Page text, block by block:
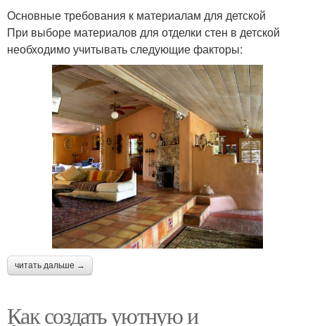
Основные требования к материалам для детской
При выборе материалов для отделки стен в детской
необходимо учитывать следующие факторы:
читать дальше →
Как создать уютную и